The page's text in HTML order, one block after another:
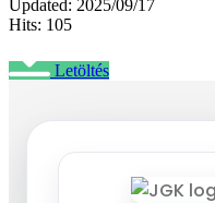
Updated: 2025/09/17
Hits: 105
Letöltés